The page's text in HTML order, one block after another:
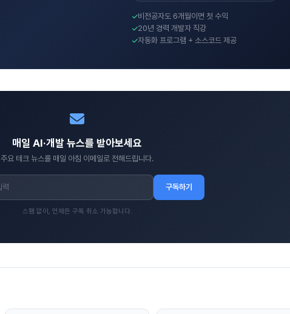
비전공자도 6개월이면 첫 수익
20년 경력 개발자 직강
자동화 프로그램 + 소스코드 제공
매일 AI·개발 뉴스를 받아보세요
주요 테크 뉴스를 매일 아침 이메일로 전해드립니다.
구독하기
스팸 없이, 언제든 구독 취소 가능합니다.